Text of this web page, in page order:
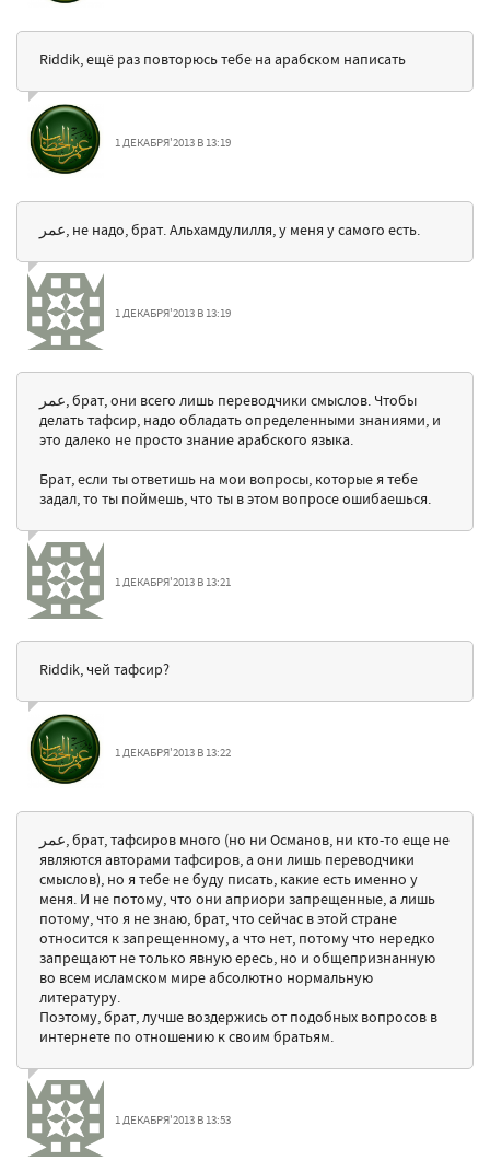
Riddik, ещё раз повторюсь тебе на арабском написать
1 ДЕКАБРЯ'2013 В 13:19
عمر, не надо, брат. Альхамдулилля, у меня у самого есть.
1 ДЕКАБРЯ'2013 В 13:19
عمر, брат, они всего лишь переводчики смыслов. Чтобы
делать тафсир, надо обладать определенными знаниями, и
это далеко не просто знание арабского языка.
Брат, если ты ответишь на мои вопросы, которые я тебе
задал, то ты поймешь, что ты в этом вопросе ошибаешься.
1 ДЕКАБРЯ'2013 В 13:21
Riddik, чей тафсир?
1 ДЕКАБРЯ'2013 В 13:22
عمر, брат, тафсиров много (но ни Османов, ни кто-то еще не
являются авторами тафсиров, а они лишь переводчики
смыслов), но я тебе не буду писать, какие есть именно у
меня. И не потому, что они априори запрещенные, а лишь
потому, что я не знаю, брат, что сейчас в этой стране
относится к запрещенному, а что нет, потому что нередко
запрещают не только явную ересь, но и общепризнанную
во всем исламском мире абсолютно нормальную
литературу.
Поэтому, брат, лучше воздержись от подобных вопросов в
интернете по отношению к своим братьям.
1 ДЕКАБРЯ'2013 В 13:53